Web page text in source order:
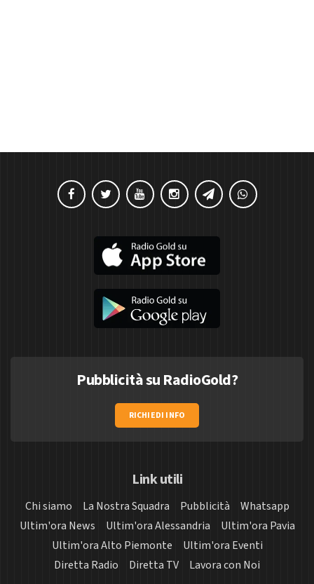
Pubblicità su RadioGold?
RICHIEDI INFO
Link utili
Chi siamo La Nostra Squadra Pubblicità
Whatsapp
Ultim'ora News
Ultim'ora Alessandria
Ultim'ora Pavia
Ultim'ora Alto Piemonte
Ultim'ora Eventi
Diretta Radio
Diretta TV Lavora con Noi